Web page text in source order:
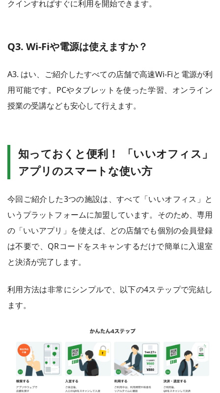
クインすればすぐに利用を開始できます。
Q3. Wi-Fiや電源は使えますか？
A3. はい、ご紹介したすべての店舗で高速Wi-Fiと電源が利
用可能です。PCやタブレットを使った学習、オンライン
授業の受講なども安心して行えます。
知っておくと便利！ 「いいオフィス」
アプリのスマートな使い方
今回ご紹介した3つの施設は、すべて「いいオフィス」と
いうプラットフォームに加盟しています。そのため、専用
の「いいアプリ」を使えば、どの店舗でも個別の会員登録
は不要で、QRコードをスキャンするだけで簡単に入退室
と決済が完了します。
利用方法は非常にシンプルで、以下の4ステップで完結し
ます。